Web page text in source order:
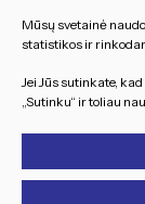
Mūsų svetainė
statistikos ir
Jei Jūs sutinkate,
„Sutinku“ ir toliau